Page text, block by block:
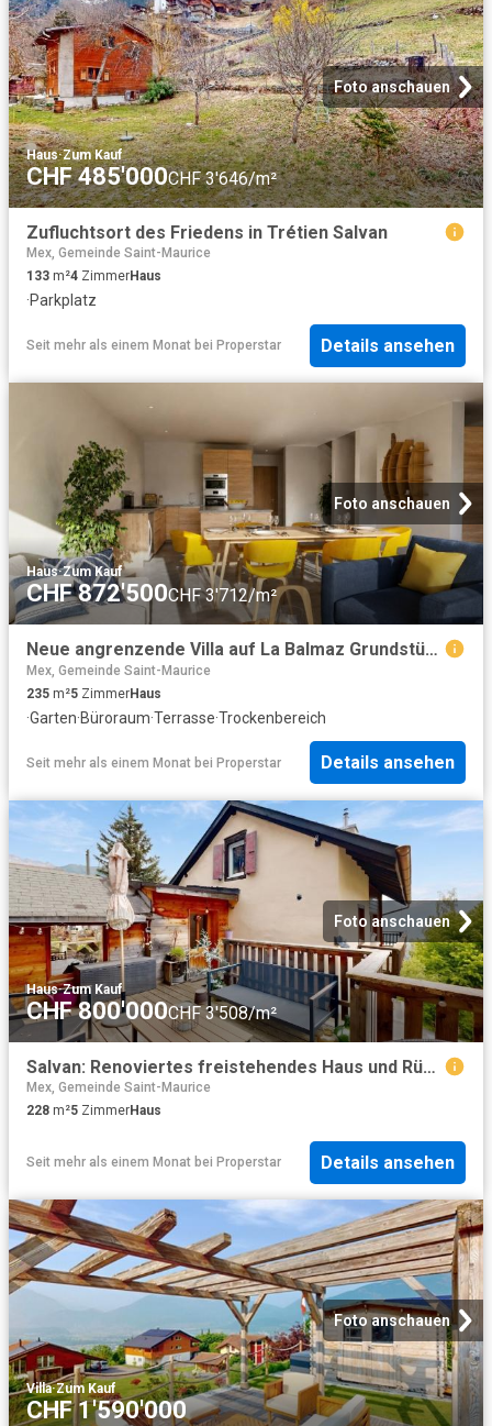
Foto anschauen
Haus·Zum Kauf
CHF 485'000CHF 3'646/m²
Zufluchtsort des Friedens in Trétien Salvan
Mex, Gemeinde Saint-Maurice
133 m²4 ZimmerHaus
·Parkplatz
Seit mehr als einem Monat bei Properstar Details ansehen
Foto anschauen
Haus·Zum Kauf
CHF 872'500CHF 3'712/m²
Neue angrenzende Villa auf La Balmaz Grundstück C
Mex, Gemeinde Saint-Maurice
235 m²5 ZimmerHaus
·Garten·Büroraum·Terrasse·Trockenbereich
Seit mehr als einem Monat bei Properstar Details ansehen
Foto anschauen
Haus·Zum Kauf
CHF 800'000CHF 3'508/m²
Salvan: Renoviertes freistehendes Haus und Rückkehrmöglichkeit
Mex, Gemeinde Saint-Maurice
228 m²5 ZimmerHaus
Seit mehr als einem Monat bei Properstar Details ansehen
Foto anschauen
Villa·Zum Kauf
CHF 1'590'000